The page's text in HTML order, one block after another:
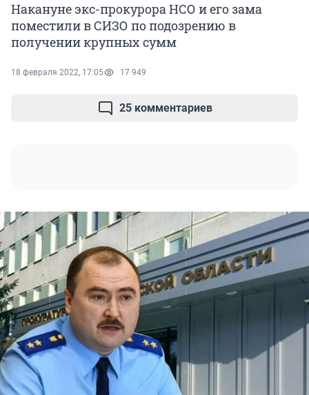
Накануне экс-прокурора НСО и его зама
поместили в СИЗО по подозрению в
получении крупных сумм
18 февраля 2022, 17:05 17 949
25 комментариев